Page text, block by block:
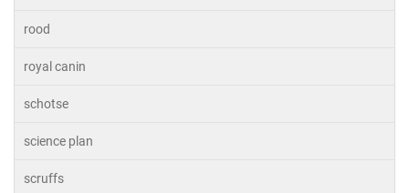
rood
royal canin
schotse
science plan
scruffs